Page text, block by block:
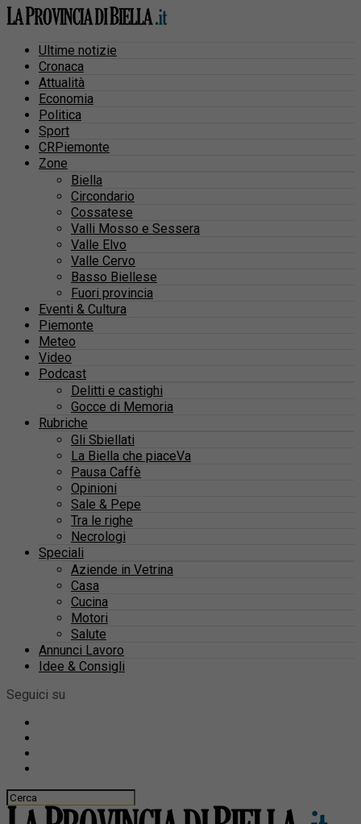
Ultime notizie
Cronaca
Attualità
Economia
Politica
Sport
CRPiemonte
Zone
Biella
Circondario
Cossatese
Valli Mosso e Sessera
Valle Elvo
Valle Cervo
Basso Biellese
Fuori provincia
Eventi & Cultura
Piemonte
Meteo
Video
Podcast
Delitti e castighi
Gocce di Memoria
Rubriche
Gli Sbiellati
La Biella che piaceVa
Pausa Caffè
Opinioni
Sale & Pepe
Tra le righe
Necrologi
Speciali
Aziende in Vetrina
Casa
Cucina
Motori
Salute
Annunci Lavoro
Idee & Consigli
Seguici su